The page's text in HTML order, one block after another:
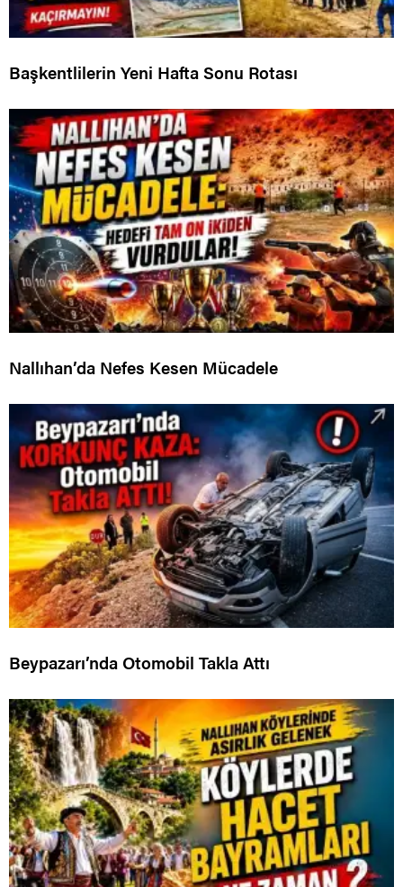
Başkentlilerin Yeni Hafta Sonu Rotası
Nallıhan’da Nefes Kesen Mücadele
Beypazarı’nda Otomobil Takla Attı